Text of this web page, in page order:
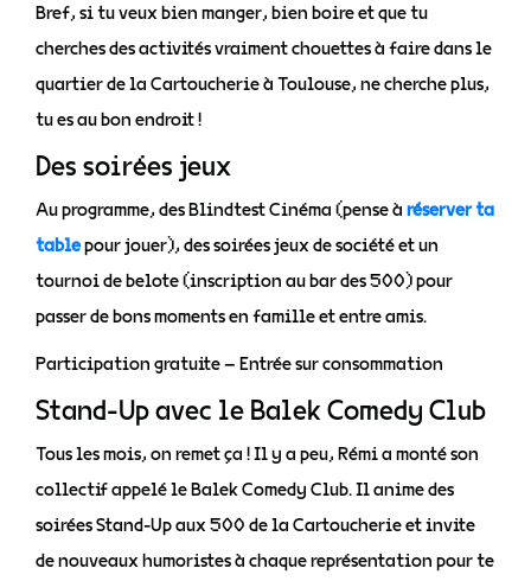
Bref, si tu veux bien manger, bien boire et que tu
cherches des activités vraiment chouettes à faire dans le
quartier de la Cartoucherie à Toulouse, ne cherche plus,
tu es au bon endroit !
Des soirées jeux
Au programme, des Blindtest Cinéma (pense à réserver ta
tablepour jouer), des soirées jeux de société et un
tournoi de belote (inscription au bar des 500) pour
passer de bons moments en famille et entre amis.
Participation gratuite – Entrée sur consommation
Stand-Up avec le Balek Comedy Club
Tous les mois, on remet ça ! Il y a peu, Rémi a monté son
collectif appelé le Balek Comedy Club. Il anime des
soirées Stand-Up aux 500 de la Cartoucherie et invite
de nouveaux humoristes à chaque représentation pour te